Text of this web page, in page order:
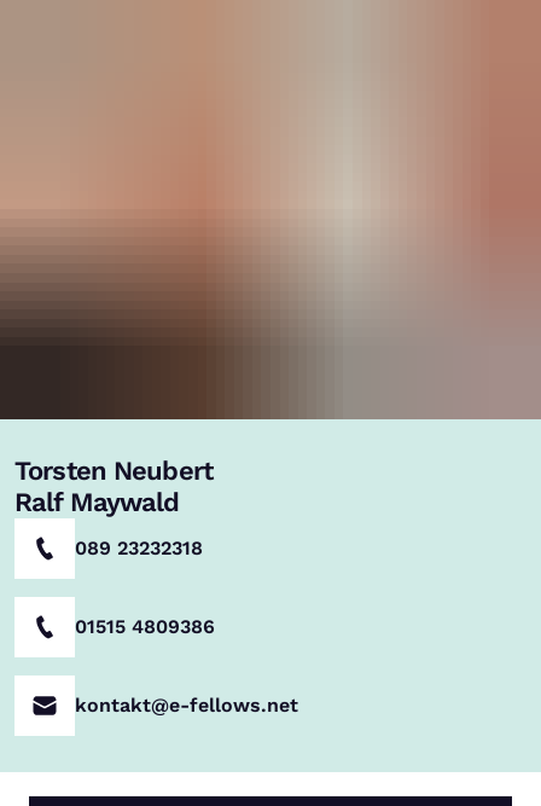
Torsten Neubert
Ralf Maywald
089 23232318
01515 4809386
kontakt@e-fellows.net